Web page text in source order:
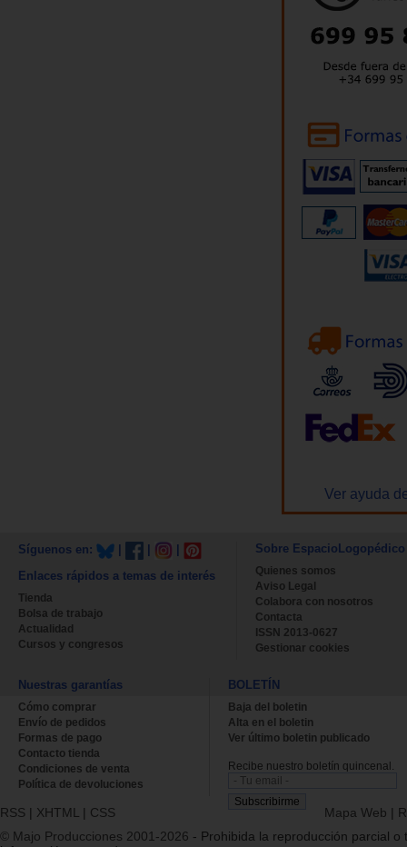
Ver ayuda
Síguenos en:
Enlaces rápidos a temas de interés
Tienda
Bolsa de trabajo
Actualidad
Cursos y congresos
Sobre EspacioLogopédico
Quienes somos
Aviso Legal
Colabora con nosotros
Contacta
ISSN 2013-0627
Gestionar cookies
Nuestras garantías
Cómo comprar
Envío de pedidos
Formas de pago
Contacto tienda
Condiciones de venta
Política de devoluciones
BOLETÍN
Baja del boletin
Alta en el boletin
Ver último boletin publicado
Recibe nuestro boletín quincenal.
RSS | XHTML | CSS Mapa Web |
© Majo Producciones 2001-2026 - Prohibida la reproducción parcial o